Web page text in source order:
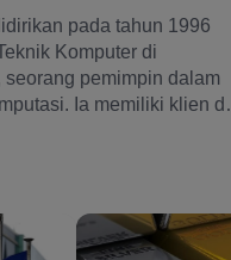
pada tahun 1996
Komputer di
seorang pemimpin dalam
Ia memiliki klien di